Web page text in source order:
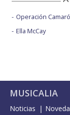
Operación
Ella McCay
MUSICALIA
Noticias